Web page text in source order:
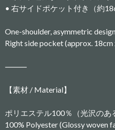
• 右サイドポケット付き（約
One-shoulder, asymmetric
Right side pocket (approx. 18cm
⸻
【素材 / Material】
ポリエステル100％（光沢のあ
100% Polyester (Glossy woven